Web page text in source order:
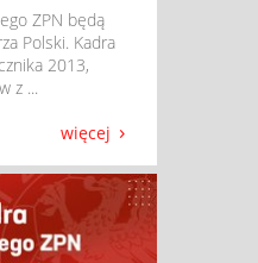
ZPN będą
Polski. Kadra
2013,
z ...
więcej